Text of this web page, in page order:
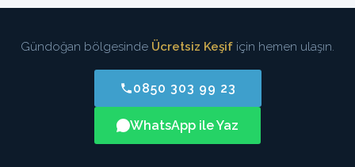
Gündoğan bölgesinde Ücretsiz Keşif için hemen ulaşın.
0850 303 99 23
WhatsApp ile Yaz